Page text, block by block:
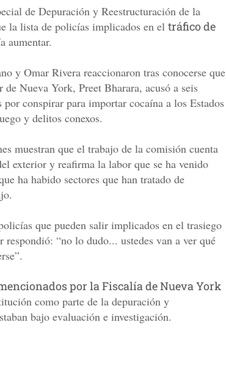
de Depuración y Reestructuración de la
la lista de policías implicados en el tráfico de
aumentar.
y Omar Rivera reaccionaron tras conocerse que
Nueva York, Preet Bharara, acusó a seis
conspirar para importar cocaína a los Estados
y delitos conexos.
muestran que el trabajo de la comisión cuenta
exterior y reafirma la labor que se ha venido
ha habido sectores que han tratado de
que pueden salir implicados en el trasiego
“no lo dudo... ustedes van a ver qué
por la Fiscalía de Nueva York
como parte de la depuración y
bajo evaluación e investigación.